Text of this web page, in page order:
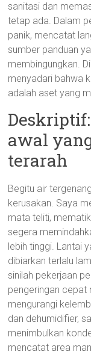
sanitasi dan
tetap ada. Dalam
panik, mencatat
sumber panduan
membingungkan.
menyadari bahwa
adalah aset yang
awal
terarah
Begitu air
kerusakan. Saya
mata teliti,
segera
lebih tinggi. Lantai
dibiarkan terlalu
sinilah pekerjaan
pengeringan cepat
mengurangi
dan dehumidifier,
menimbulkan
mencatat area